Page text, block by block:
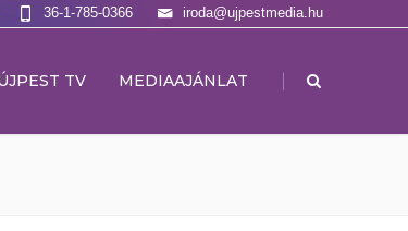
iroda@ujpestmedia.hu
36-1-785-0366
TV MEDIAAJÁNLAT |